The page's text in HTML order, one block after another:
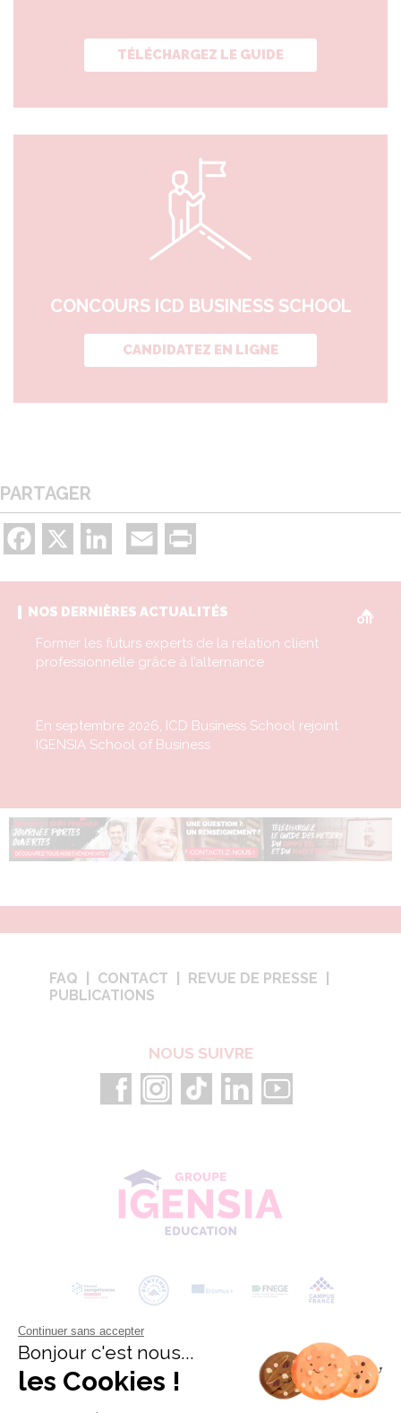
TÉLÉCHARGEZ LE GUIDE
CONCOURS ICD BUSINESS SCHOOL
CANDIDATEZ EN LIGNE
PARTAGER
Facebook LinkedIn Email
NOS DERNIÈRES ACTUALITÉS
oir
Former les futurs experts de la relation client
professionnelle grâce à l’alternance
En septembre 2026, ICD Business School rejoint
IGENSIA School of Business
FAQ CONTACT
REVUE DE PRESSE
PUBLICATIONS
NOUS SUIVRE
Continuer sans accepter
Bonjour c'est nous...
les Cookies !